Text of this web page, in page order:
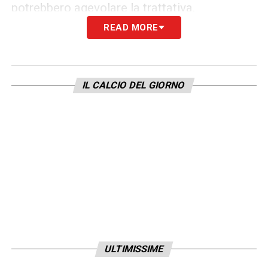
potrebbero agevolare la trattativa.
Un investimento per il futuro
nerazzurro
L’arrivo di Koulierakis rappresenterebbe un
internazionale lo rendono un obiettivo di
READ MORE
IL CALCIO DEL GIORNO
ULTIMISSIME